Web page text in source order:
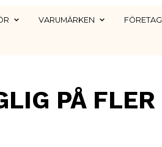
VARUMÄRKEN FÖRETAG
PÅ FLER